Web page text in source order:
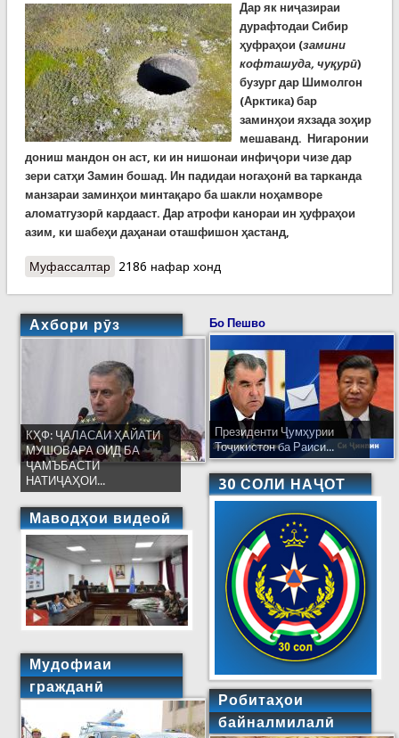
Дар як ниҷазираи
дурафтодаи Сибир
ҳуфраҳои (замини
кофташуда, чуқурӣ)
бузург дар Шимолгон
(Арктика) бар
заминҳои яхзада зоҳир
мешаванд. Нигаронии
дониш мандон он аст, ки ин нишонаи инфиҷори чизе дар
зери сатҳи Замин бошад. Ин падидаи ногаҳонӣ ва тарканда
манзараи заминҳои минтақаро ба шакли ноҳамворе
аломатгузорӣ кардааст. Дар атрофи канораи ин ҳуфраҳои
азим, ки шабеҳи даҳанаи оташфишон ҳастанд,
Муфассалтаро Рози сӯрохиҳои инфиҷории сибирӣ чист?
2186 нафар хонд
Ахбори рӯз
КҲФ: ҶАЛАСАИ ҲАЙАТИ
МУШОВАРА ОИД БА
ҶАМЪБАСТИ
НАТИҶАҲОИ...
Маводҳои видеоӣ
Мудофиаи
гражданӣ
Бо Пешво
Президенти Ҷумҳурии
Тоҷикистон ба Раиси...
30 СОЛИ НАҶОТ
Робитаҳои
байналмилалӣ